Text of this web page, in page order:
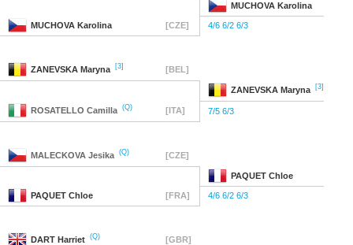
MUCHOVA Karolina
MUCHOVA Karolina [CZE] 4/6 6/2 6/3
ZANEVSKA Maryna [3] [BEL]
ZANEVSKA Maryna [3]
ROSATELLO Camilla (Q) [ITA] 7/5 6/3
MALECKOVA Jesika (Q) [CZE]
PAQUET Chloe
PAQUET Chloe [FRA] 4/6 6/2 6/3
DART Harriet (Q) [GBR]